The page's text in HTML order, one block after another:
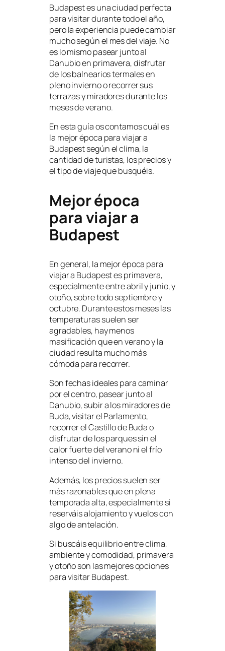
Budapest es una ciudad perfecta
para visitar durante todo el año,
pero la experiencia puede cambiar
mucho según el mes del viaje. No
es lo mismo pasear junto al
Danubio en primavera, disfrutar
de los balnearios termales en
pleno invierno o recorrer sus
terrazas y miradores durante los
meses de verano.
En esta guía os contamos cuál es
la mejor época para viajar a
Budapest según el clima, la
cantidad de turistas, los precios y
el tipo de viaje que busquéis.
Mejor época
para viajar a
Budapest
En general, la mejor época para
viajar a Budapest es primavera,
especialmente entre abril y junio, y
otoño, sobre todo septiembre y
octubre. Durante estos meses las
temperaturas suelen ser
agradables, hay menos
masificación que en verano y la
ciudad resulta mucho más
cómoda para recorrer.
Son fechas ideales para caminar
por el centro, pasear junto al
Danubio, subir a los miradores de
Buda, visitar el Parlamento,
recorrer el Castillo de Buda o
disfrutar de los parques sin el
calor fuerte del verano ni el frío
intenso del invierno.
Además, los precios suelen ser
más razonables que en plena
temporada alta, especialmente si
reserváis alojamiento y vuelos con
algo de antelación.
Si buscáis equilibrio entre clima,
ambiente y comodidad, primavera
y otoño son las mejores opciones
para visitar Budapest.